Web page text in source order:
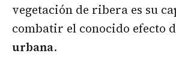
vegetación de ribera es su
combatir el conocido efecto
urbana.